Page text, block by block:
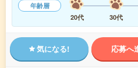
年齢層
20代
30代
気になる! 応募へ